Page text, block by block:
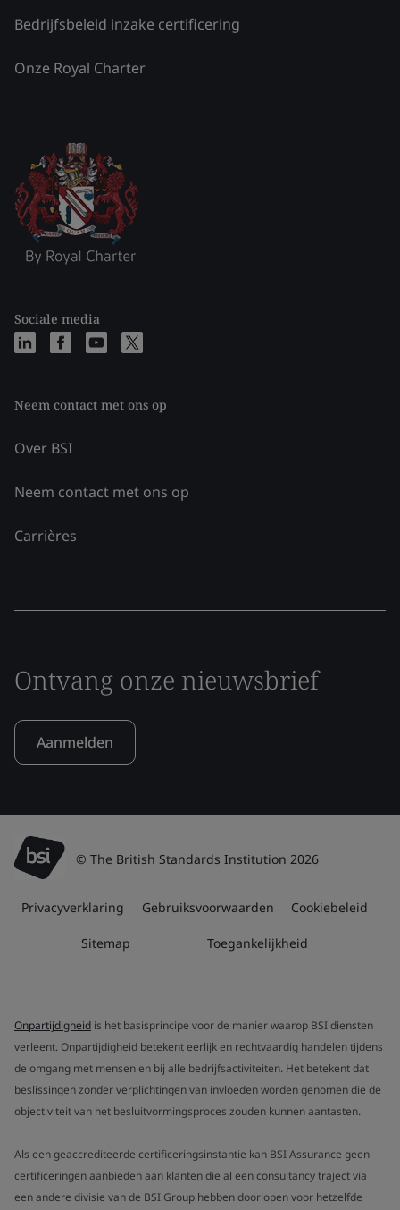
Bedrijfsbeleid inzake certificering
Onze Royal Charter
Sociale media
Neem contact met ons op
Over BSI
Neem contact met ons op
Carrières
Ontvang onze nieuwsbrief
Aanmelden
© The British Standards Institution 2026
Privacyverklaring Gebruiksvoorwaarden Cookiebeleid
Sitemap Toegankelijkheid
Onpartijdigheid is het basisprincipe voor de manier waarop BSI diensten
verleent. Onpartijdigheid betekent eerlijk en rechtvaardig handelen tijdens
de omgang met mensen en bij alle bedrijfsactiviteiten. Het betekent dat
beslissingen zonder verplichtingen van invloeden worden genomen die de
objectiviteit van het besluitvormingsproces zouden kunnen aantasten.
Als een geaccrediteerde certificeringsinstantie kan BSI Assurance geen
certificeringen aanbieden aan klanten die al een consultancy traject via
een andere divisie van de BSI Group hebben doorlopen voor hetzelfde